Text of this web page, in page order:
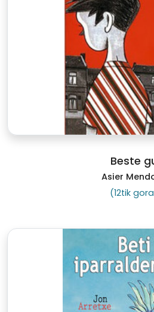
Beste
Asier
(12tik